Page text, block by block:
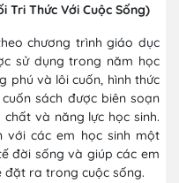
Tri Thức Với Cuộc Sống)
chương trình giáo dục
sử dụng trong năm học
phú và lôi cuốn, hình thức
sách được biên soạn
và năng lực học sinh.
với các em học sinh một
đời sống và giúp các em
đặt ra trong cuộc sống.